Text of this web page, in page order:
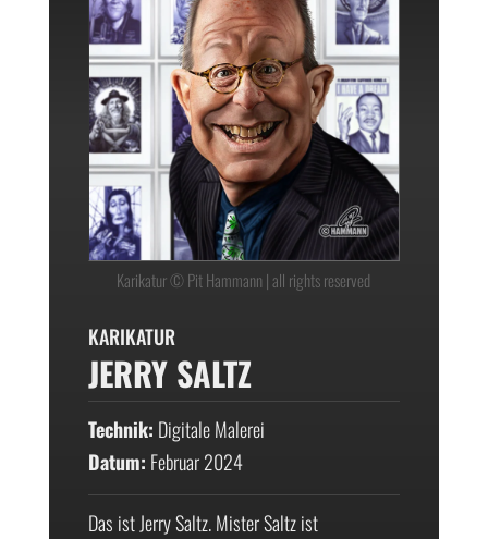
Karikatur © Pit Hammann | all rights reserved
KARIKATUR
JERRY SALTZ
Technik: Digitale Malerei
Datum: Februar 2024
Das ist Jerry Saltz. Mister Saltz ist